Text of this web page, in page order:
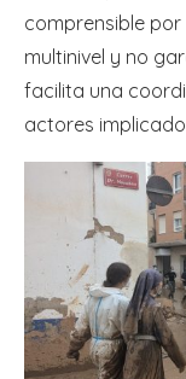
comprensible
multinivel y no
facilita una
actores